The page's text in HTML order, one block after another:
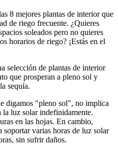
8 mejores plantas de interior que
de riego frecuente. ¿Quieres
soleados pero no quieres
horarios de riego? ¡Estás en el
selección de plantas de interior
que prosperan a pleno sol y
sequía.
digamos "pleno sol", no implica
la luz solar indefinidamente.
en las hojas. En cambio,
soportar varias horas de luz solar
sin sufrir daños.